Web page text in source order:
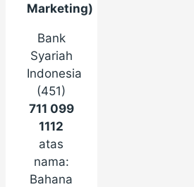
Marketing)
Bank
Syariah
Indonesia
(451)
711 099
1112
atas
nama:
Bahana